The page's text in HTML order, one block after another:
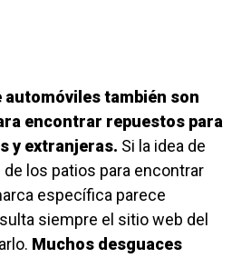
automóviles también son
encontrar repuestos para
y extranjeras. Si la idea de
los patios para encontrar
específica parece
siempre el sitio web del
Muchos desguaces